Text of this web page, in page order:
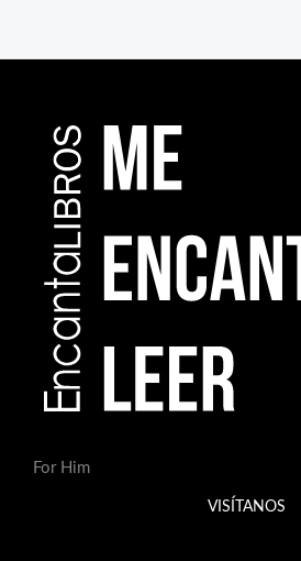
For Him
VISÍTANOS